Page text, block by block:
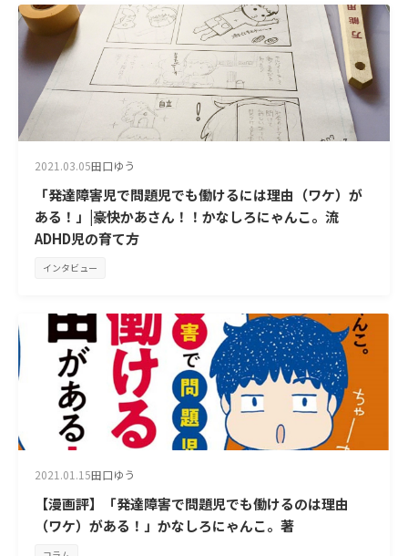
2021.03.05田口ゆう
「発達障害児で問題児でも働けるには理由（ワケ）が
ある！」|豪快かあさん！！かなしろにゃんこ。流
ADHD児の育て方
インタビュー
2021.01.15田口ゆう
【漫画評】「発達障害で問題児でも働けるのは理由
（ワケ）がある！」かなしろにゃんこ。著